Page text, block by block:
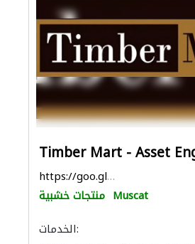
Timber Mart - Asset
https://goo.gl/maps/v6pV7jnXL8L328UY8
منتجات خشبية Muscat
الخدمات: